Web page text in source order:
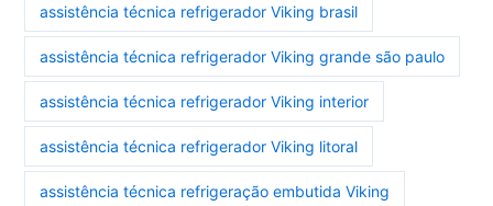
assistência técnica refrigerador Viking brasil
assistência técnica refrigerador Viking grande são paulo
assistência técnica refrigerador Viking interior
assistência técnica refrigerador Viking litoral
assistência técnica refrigeração embutida Viking